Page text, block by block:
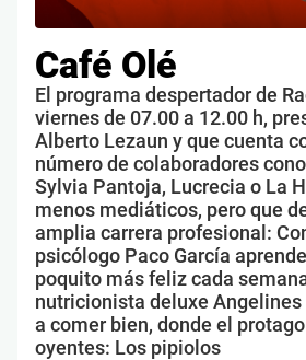
Café Olé
El programa despertador de
viernes de 07.00 a 12.00 h,
Alberto Lezaun y que cuenta
número de colaboradores
Sylvia Pantoja, Lucrecia o La
menos mediáticos, pero que
amplia carrera profesional:
psicólogo Paco García
poquito más feliz cada
nutricionista deluxe Angelines
a comer bien, donde el
oyentes: Los pipiolos